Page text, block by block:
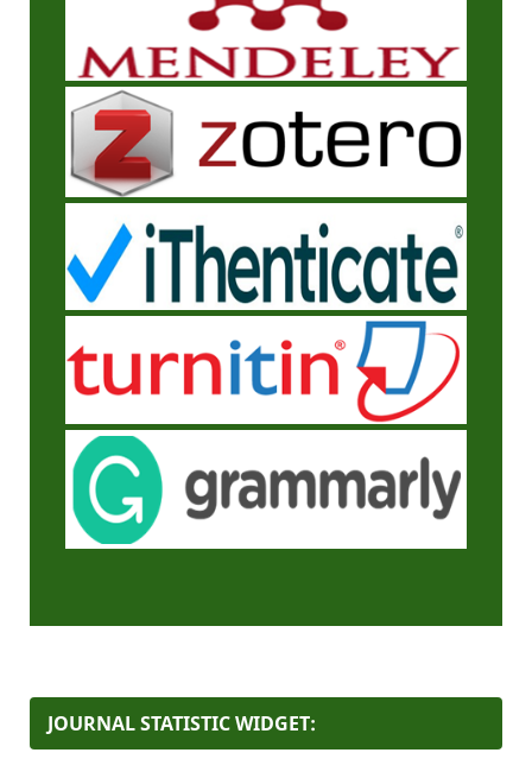
JOURNAL STATISTIC WIDGET: